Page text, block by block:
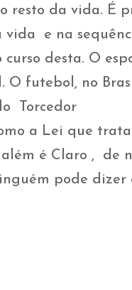
resto da vida. É
vida e na
curso desta. O
O futebol, no
Torcedor
a Lei que trata
além é Claro , de
pode